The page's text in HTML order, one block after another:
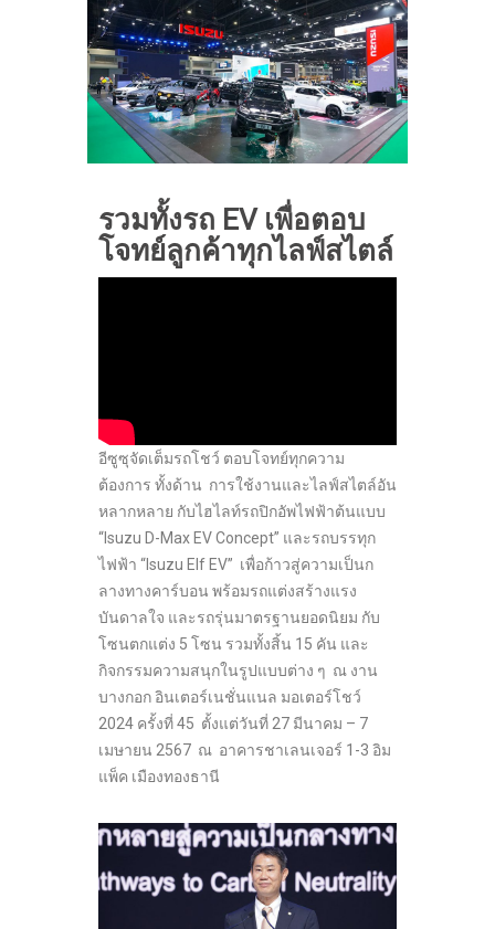
รวมทั้งรถ EV เพื่อตอบ
โจทย์ลูกค้าทุกไลฟ์สไตล์
อีซูซุจัดเต็มรถโชว์ ตอบโจทย์ทุกความ
ต้องการ ทั้งด้าน การใช้งานและไลฟ์สไตล์อัน
หลากหลาย กับไฮไลท์รถปิกอัพไฟฟ้าต้นแบบ
“Isuzu D-Max EV Concept” และรถบรรทุก
ไฟฟ้า “Isuzu Elf EV” เพื่อก้าวสู่ความเป็นก
ลางทางคาร์บอน พร้อมรถแต่งสร้างแรง
บันดาลใจ และรถรุ่นมาตรฐานยอดนิยม กับ
โซนตกแต่ง 5 โซน รวมทั้งสิ้น 15 คัน และ
กิจกรรมความสนุกในรูปแบบต่าง ๆ ณ งาน
บางกอก อินเตอร์เนชั่นแนล มอเตอร์โชว์
2024 ครั้งที่ 45 ตั้งแต่วันที่ 27 มีนาคม – 7
เมษายน 2567 ณ อาคารชาเลนเจอร์ 1-3 อิม
แพ็ค เมืองทองธานี